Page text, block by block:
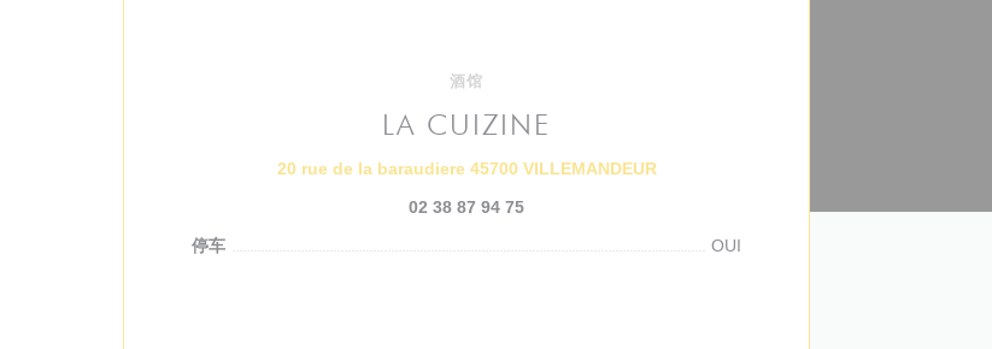
酒馆
LA CUIZINE
20 rue de la baraudiere 45700 VILLEMANDEUR((在新窗口中打开))
02 38 87 94 75
停车
OUI